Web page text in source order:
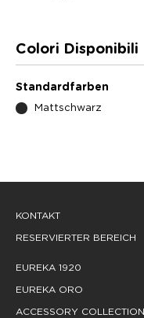
Colori Disponibili
Standardfarben
Mattschwarz
KONTAKT
RESERVIERTER BEREICH
EUREKA 1920
EUREKA ORO
ACCESSORY COLLECTION